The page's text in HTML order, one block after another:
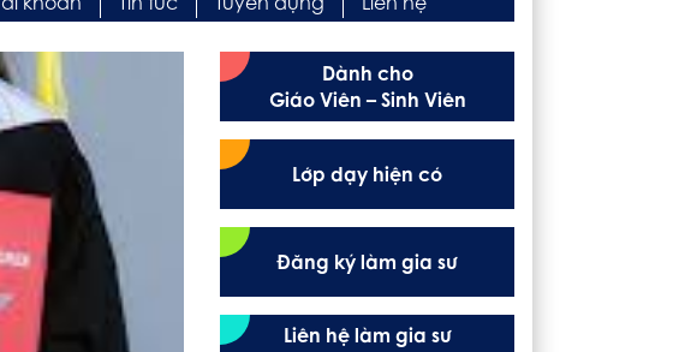
Tài khoản Tin tức Tuyển dụng Liên hệ
Dành cho
Giáo Viên – Sinh Viên
Lớp dạy hiện có
Đăng ký làm gia sư
Liên hệ làm gia sư